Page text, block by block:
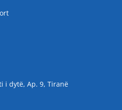
i dytë, Ap. 9, Tiranë